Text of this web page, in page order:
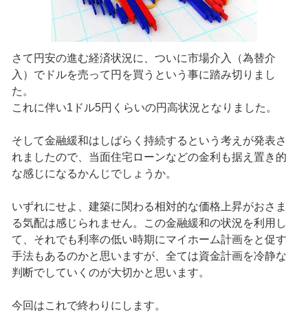
さて円安の進む経済状況に、ついに市場介入（為替介
入）でドルを売って円を買うという事に踏み切りまし
た。
これに伴い1ドル5円くらいの円高状況となりました。
そして金融緩和はしばらく持続するという考えが発表さ
れましたので、当面住宅ローンなどの金利も据え置き的
な感じになるかんじでしょうか。
いずれにせよ、建築に関わる相対的な価格上昇がおさま
る気配は感じられません。この金融緩和の状況を利用し
て、それでも利率の低い時期にマイホーム計画をと促す
手法もあるのかと思いますが、全ては資金計画を冷静な
判断でしていくのが大切かと思います。
今回はこれで終わりにします。